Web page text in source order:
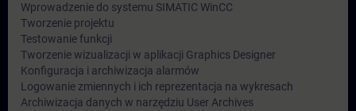
Wprowadzenie do systemu SIMATIC WinCC
Tworzenie projektu
Testowanie funkcji
Tworzenie wizualizacji w aplikacji Graphics Designer
Konfiguracja i archiwizacja alarmów
Logowanie zmiennych i ich reprezentacja na wykresach
Archiwizacja danych w narzędziu User Archives